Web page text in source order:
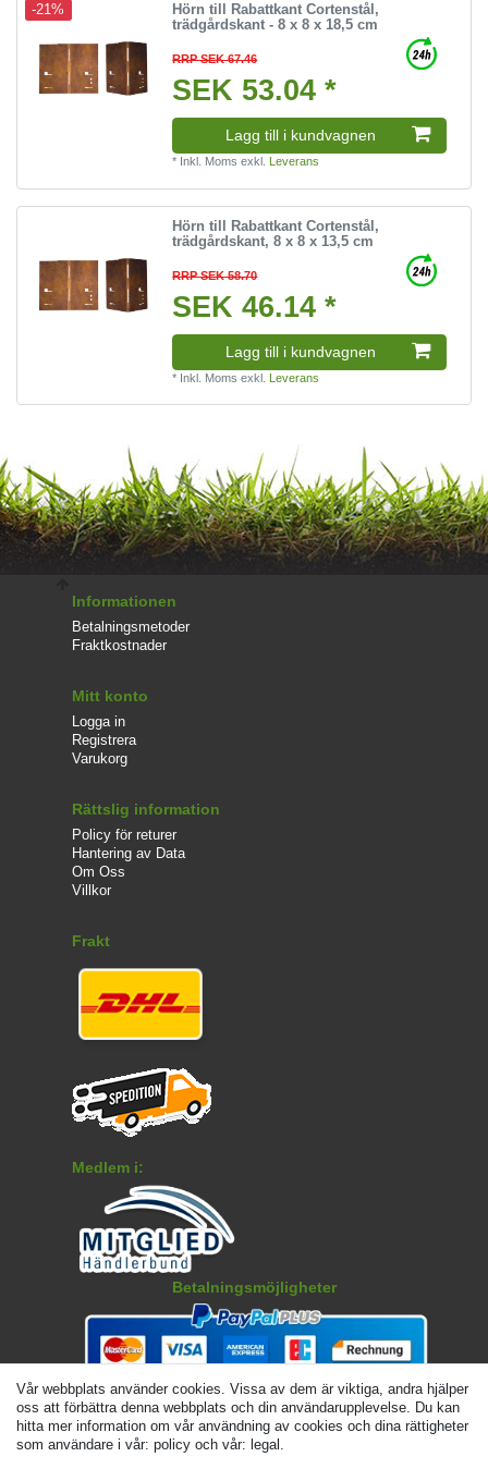
-21%
Hörn till Rabattkant Cortenstål,
trädgårdskant - 8 x 8 x 18,5 cm
RRP SEK 67.46
SEK 53.04 *
Lagg till i kundvagnen
* Inkl. Moms exkl. Leverans
Hörn till Rabattkant Cortenstål,
trädgårdskant, 8 x 8 x 13,5 cm
RRP SEK 58.70
SEK 46.14 *
Lagg till i kundvagnen
* Inkl. Moms exkl. Leverans
Informationen
Betalningsmetoder
Fraktkostnader
Mitt konto
Logga in
Registrera
Varukorg
Rättslig information
Policy för returer
Hantering av Data
Om Oss
Villkor
Frakt
Medlem i:
Betalningsmöjligheter
Vår webbplats använder cookies. Vissa av dem är viktiga, andra hjälper
oss att förbättra denna webbplats och din användarupplevelse. Du kan
hitta mer information om vår användning av cookies och dina rättigheter
som användare i vår: policy och vår: legal.